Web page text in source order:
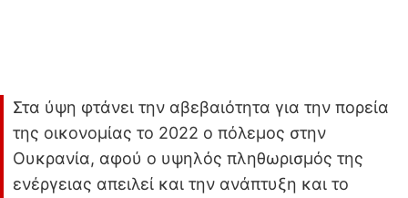
Στα ύψη φτάνει την αβεβαιότητα για την πορεία
της οικονομίας το 2022 ο πόλεμος στην
Ουκρανία, αφού ο υψηλός πληθωρισμός της
ενέργειας απειλεί και την ανάπτυξη και το